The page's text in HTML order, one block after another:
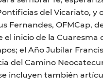
del Vicariato,
Fernandes, OFMCap,
inicio de la
el Año Jubilar
del Camino
incluyen también